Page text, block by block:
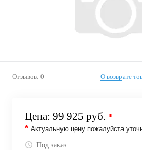
Отзывов: 0 О возврате
Цена: 99 925 руб. *
* Актуальную цену пожалуйста
Под заказ